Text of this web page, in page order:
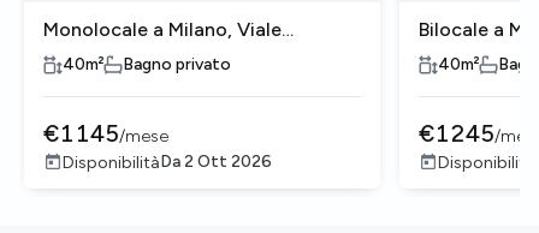
Monolocale a Milano, Viale
Vincenzo Lancetti
40m² Bagno privato
€1145/mese
DisponibilitàDa2 Ott 2026
Bilocale a
Lancetti
40m²
€1245/
Disponibilità